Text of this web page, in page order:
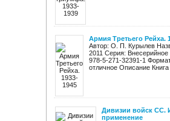
Армия Третьего Рейха.
Автор: О. П. Курылев
2011 Серия:
978-5-271-32391-1
отличное Описание Книга
Дивизии войск СС.
применение